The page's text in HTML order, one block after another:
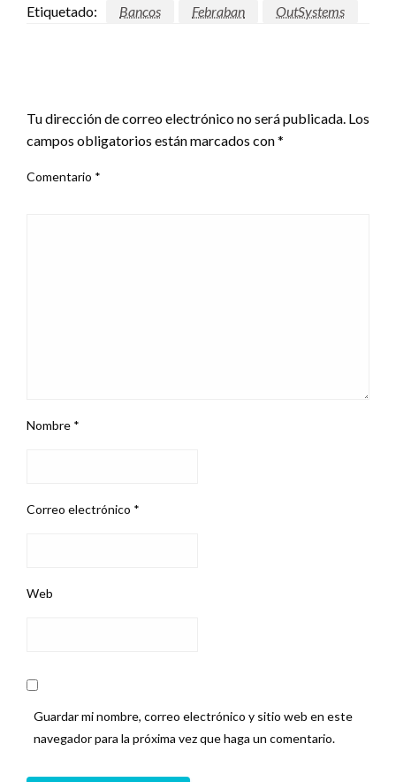
Etiquetado: Bancos Febraban OutSystems
Tu dirección de correo electrónico no será publicada. Los
campos obligatorios están marcados con*
Comentario *
Nombre *
Correo electrónico *
Web
Guardar mi nombre, correo electrónico y sitio web en este
navegador para la próxima vez que haga un comentario.